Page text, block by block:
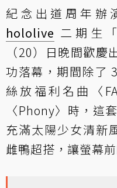
紀念出道周年辦
hololive 二期生
（20）日晚間歡慶
功落幕，期間除了
絲放福利名曲〈
〈Phony〉時，這
充滿太陽少女清新
雌鴨超搭，讓螢幕